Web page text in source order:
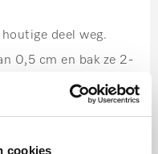
cookies
deel weg.
0,5 cm en bak ze 2-
Breng op smaak